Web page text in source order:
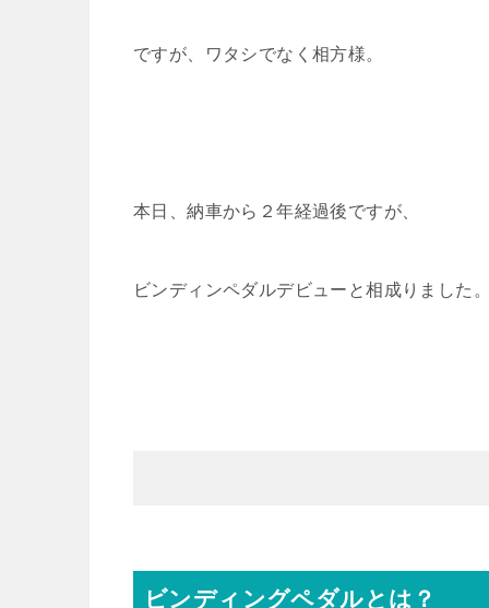
ですが、ワタシでなく相方様。
本日、納車から２年経過後ですが、
ビンディンペダルデビューと相成りました
ビンディングペダルとは？